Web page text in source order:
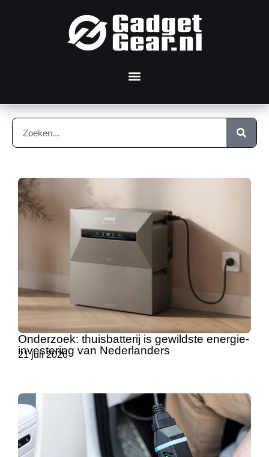
Onderzoek: thuisbatterij is gewildste energie-
investering van Nederlanders
21 juli 2026